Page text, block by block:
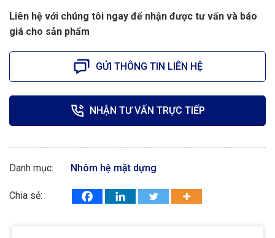
Liên hệ với chúng tôi ngay để nhận được tư vấn và báo
giá cho sản phẩm
GỬI THÔNG TIN LIÊN HỆ
NHẬN TƯ VẤN TRỰC TIẾP
Danh mục: Nhôm hệ mặt dựng
Chia sẻ: